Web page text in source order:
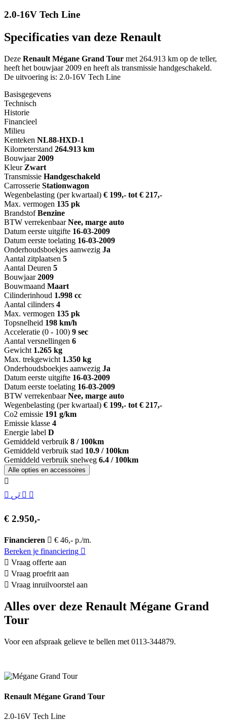
2.0-16V Tech Line
Specificaties van deze Renault
Deze Renault Mégane Grand Tour met 264.913 km op de teller,
heeft het bouwjaar 2009 en heeft als transmissie handgeschakeld.
De uitvoering is: 2.0-16V Tech Line
Basisgegevens
Technisch
Historie
Financieel
Milieu
Kenteken NL88-HXD-1
Kilometerstand 264.913 km
Bouwjaar 2009
Kleur Zwart
Transmissie Handgeschakeld
Carrosserie Stationwagon
Wegenbelasting (per kwartaal) € 199,- tot € 217,-
Max. vermogen 135 pk
Brandstof Benzine
BTW verrekenbaar Nee, marge auto
Datum eerste uitgifte 16-03-2009
Datum eerste toelating 16-03-2009
Onderhoudsboekjes aanwezig Ja
Aantal zitplaatsen 5
Aantal Deuren 5
Bouwjaar 2009
Bouwmaand Maart
Cilinderinhoud 1.998 cc
Aantal cilinders 4
Max. vermogen 135 pk
Topsnelheid 198 km/h
Acceleratie (0 - 100) 9 sec
Aantal versnellingen 6
Gewicht 1.265 kg
Max. trekgewicht 1.350 kg
Onderhoudsboekjes aanwezig Ja
Datum eerste uitgifte 16-03-2009
Datum eerste toelating 16-03-2009
BTW verrekenbaar Nee, marge auto
Wegenbelasting (per kwartaal) € 199,- tot € 217,-
Co2 emissie 191 g/km
Emissie klasse 4
Energie label D
Gemiddeld verbruik 8 / 100km
Gemiddeld verbruik stad 10.9 / 100km
Gemiddeld verbruik snelweg 6.4 / 100km
Alle opties en accessoires
€ 2.950,-
Financieren
€ 46,- p./m.
Bereken je financiering
Vraag offerte aan
Vraag proefrit aan
Vraag inruilvoorstel aan
Alles over deze Renault Mégane Grand
Tour
Voor een afspraak gelieve te bellen met 0113-344879.
Renault Mégane Grand Tour
2.0-16V Tech Line